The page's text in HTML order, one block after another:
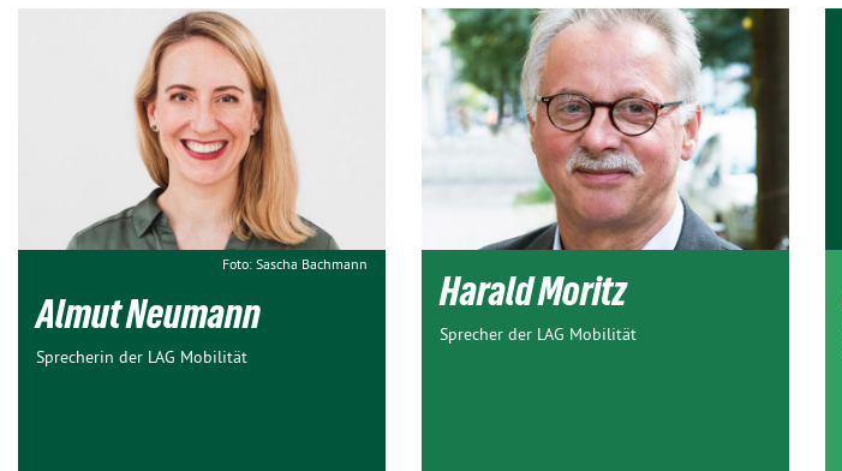
Foto: Sascha Bachmann
Almut Neumann
Sprecherin der LAG Mobilität
Harald Moritz
Sprecher der LAG Mobilität